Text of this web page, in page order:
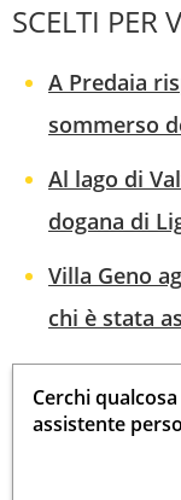
SCELTI PER
A Predaia
sommerso
Al lago di
dogana di
Villa Geno
chi è stata
Cerchi
assistente